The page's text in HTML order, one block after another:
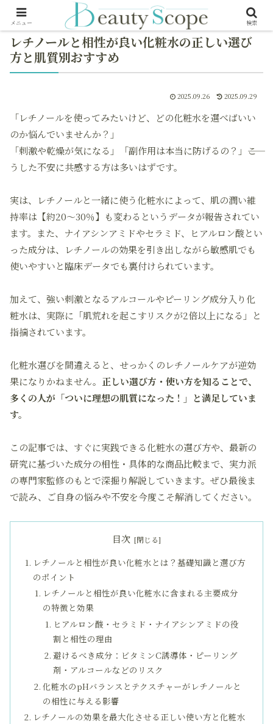
レチノールと相性が良い化粧水の正しい選び
方と肌質別おすすめ
2025.09.26 2025.09.29
「レチノールを使ってみたいけど、どの化粧水を選べばいい
のか悩んでいませんか？」
「刺激や乾燥が気になる」「副作用は本当に防げるの？」――こ
うした不安に共感する方は多いはずです。
実は、レチノールと一緒に使う化粧水によって、肌の潤い維
持率は【約20～30％】も変わるというデータが報告されてい
ます。また、ナイアシンアミドやセラミド、ヒアルロン酸とい
った成分は、レチノールの効果を引き出しながら敏感肌でも
使いやすいと臨床データでも裏付けられています。
加えて、 強い刺激となるアルコールやピーリング成分入り化
粧水は、実際に「肌荒れを起こすリスクが2倍以上になる」と
指摘されています。
化粧水選びを間違えると、せっかくのレチノールケアが逆効
果になりかねません。 正しい選び方・使い方を知ることで、
多くの人が「ついに理想の肌質になった！」と満足していま
す。
この記事では、 すぐに実践できる化粧水の選び方や、最新の
研究に基づいた成分の相性・具体的な商品比較まで、実力派
の専門家監修のもとで深掘り解説していきます。ぜひ最後ま
で読み、ご自身の悩みや不安を今度こそ解消してください。
目次
レチノールと相性が良い化粧水とは？基礎知識と選び方
のポイント
レチノールと相性が良い化粧水に含まれる主要成分
の特徴と効果
ヒアルロン酸・セラミド・ナイアシンアミドの役
割と相性の理由
避けるべき成分：ビタミンC誘導体・ピーリング
剤・アルコールなどのリスク
化粧水のpHバランスとテクスチャーがレチノールと
の相性に与える影響
レチノールの効果を最大化させる正しい使い方と化粧水
メニュー 検索